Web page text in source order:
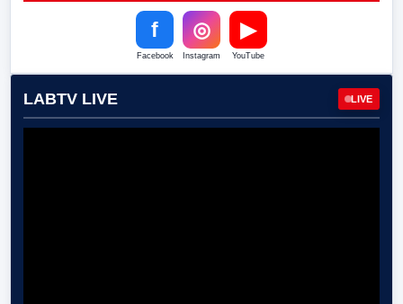
f
Facebook
◎
Instagram
▶
YouTube
LABTV LIVE LIVE